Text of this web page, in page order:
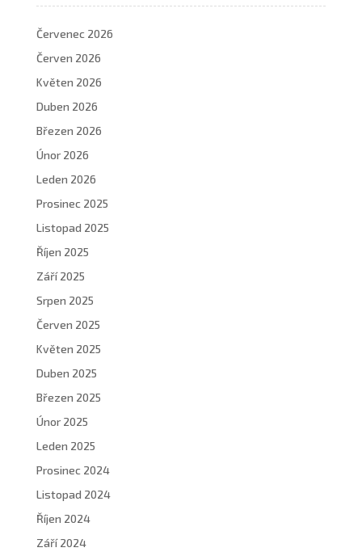
Červenec 2026
Červen 2026
Květen 2026
Duben 2026
Březen 2026
Únor 2026
Leden 2026
Prosinec 2025
Listopad 2025
Říjen 2025
Září 2025
Srpen 2025
Červen 2025
Květen 2025
Duben 2025
Březen 2025
Únor 2025
Leden 2025
Prosinec 2024
Listopad 2024
Říjen 2024
Září 2024